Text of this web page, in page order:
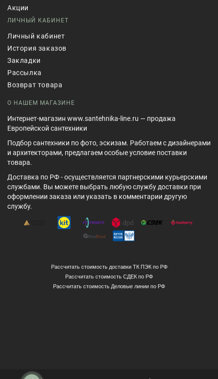
Акции
ЛИЧНЫЙ КАБИНЕТ
Личный кабинет
История заказов
Закладки
Рассылка
Возврат товара
О НАШЕМ МАГАЗИНЕ
Интернет-магазин www.santehnika-line.ru — продажа
Европейской сантехники
Подбор сантехники по фото, эскизам. Работаем с дизайнерами
и архитекторами, предлагаем особые условие поставки
товара.
Доставка по РФ - осуществляется партнерскими курьерскими
службами. Вы можете выбрать любую службу доставки при
оформлении заказа или указать в комментарии другую
службу.
Рассчитать стоимость доставки ТК ПЭК по РФ
Рассчитать стоимость СДЕК по РФ
Рассчитать стоимость Деловые линии по РФ